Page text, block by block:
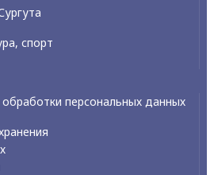
спорт
персональных данных